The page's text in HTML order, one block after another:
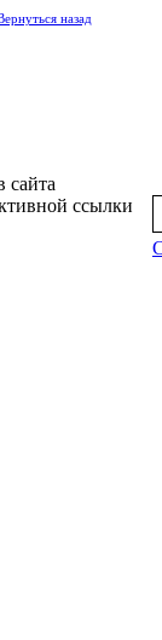
назад
сайта
ссылки